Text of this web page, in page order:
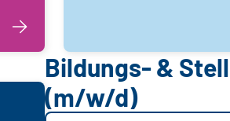
Bildungs- &
(m/w/d)